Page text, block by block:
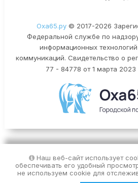
Оха65.ру© 2017-2026
Федеральной службе по
информационных
коммуникаций. Свидетельство о
77 - 84778 от 1 марта 2023
Наш веб-сайт использует
обеспечивать его удобный
не используем cookie для